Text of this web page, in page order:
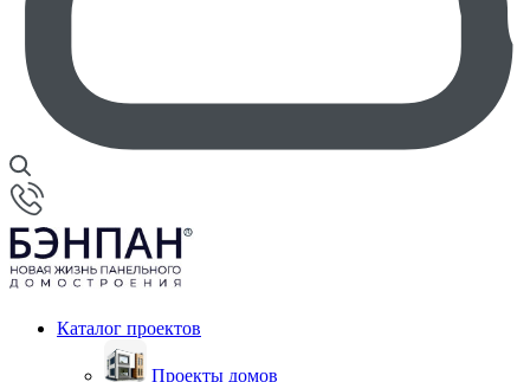
Каталог проектов
Проекты домов